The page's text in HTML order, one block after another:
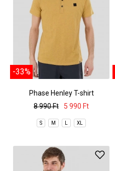
-33%
Phase Henley T-shirt
8 990 Ft
5 990 Ft
S M L XL